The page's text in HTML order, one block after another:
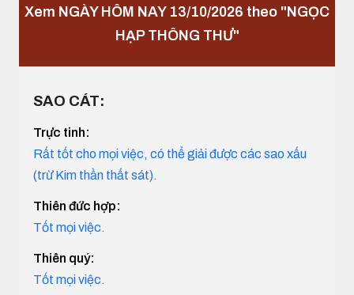
Xem NGÀY HÔM NAY 13/10/2026 theo "NGỌC
HẠP THÔNG THƯ"
SAO CÁT:
Trực tinh:
Rất tốt cho mọi việc, có thể giải được các sao xấu
(trừ Kim thần thất sát).
Thiên đức hợp:
Tốt mọi việc.
Thiên quý:
Tốt mọi việc.